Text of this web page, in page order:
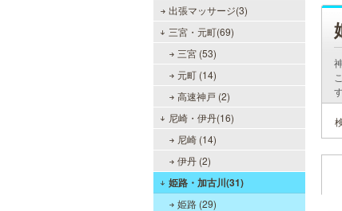
出張マッサージ(3)
三宮・元町(69)
三宮 (53)
元町 (14)
高速神戸 (2)
尼崎・伊丹(16)
尼崎 (14)
伊丹 (2)
姫路・加古川(31)
姫路 (29)